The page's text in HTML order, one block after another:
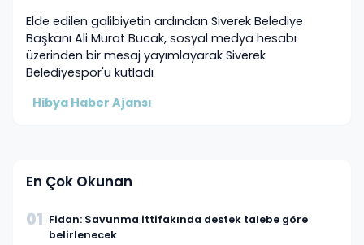
Elde edilen galibiyetin ardından Siverek Belediye
Başkanı Ali Murat Bucak, sosyal medya hesabı
üzerinden bir mesaj yayımlayarak Siverek
Belediyespor'u kutladı
Hibya Haber Ajansı
En Çok Okunan
01 Fidan: Savunma ittifakında destek talebe göre
belirlenecek